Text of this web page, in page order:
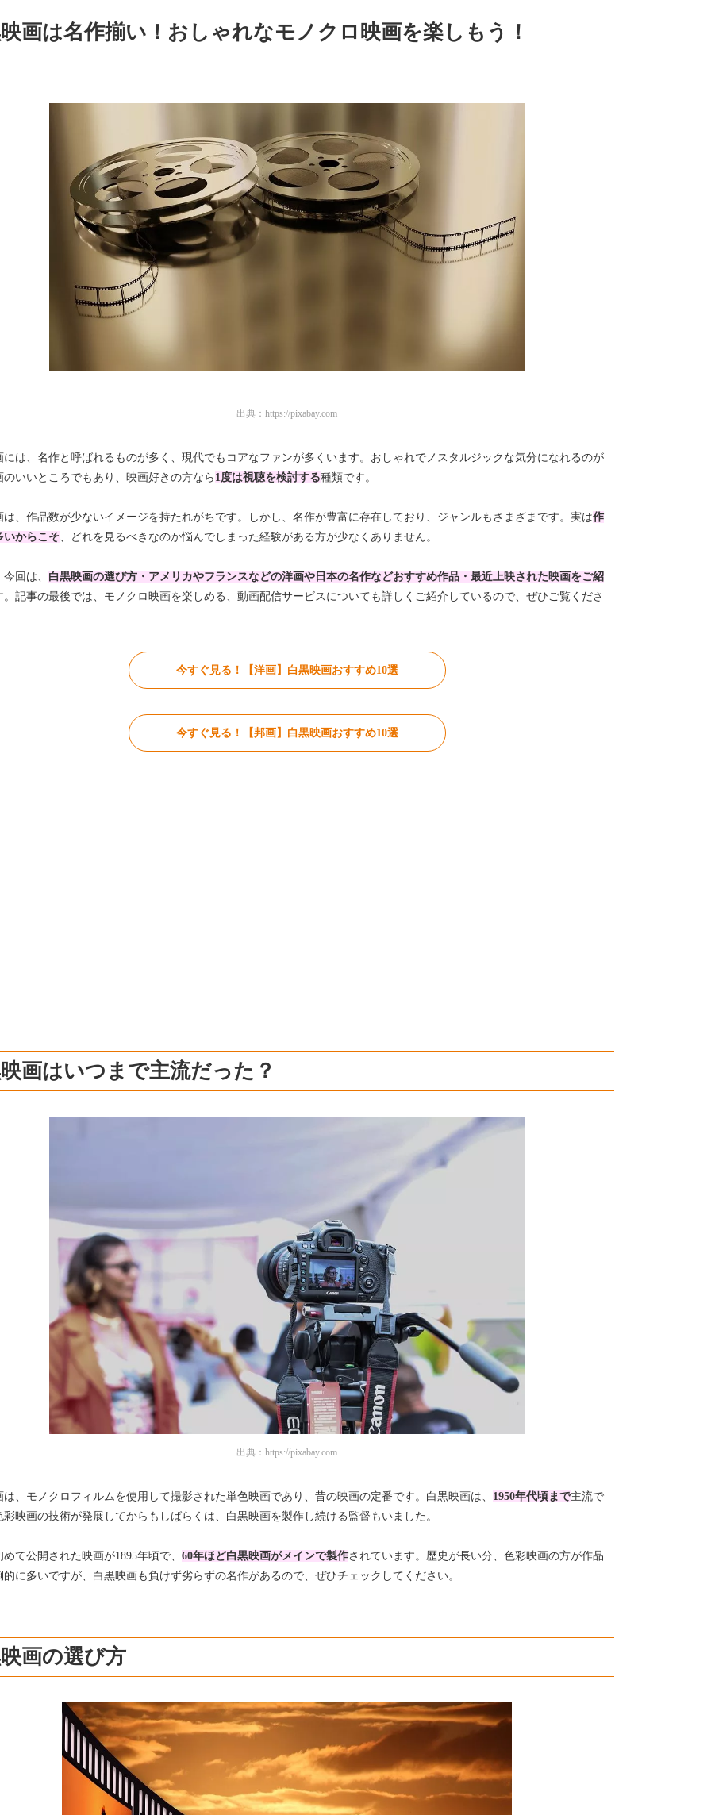
画は名作揃い！おしゃれなモノクロ映画を楽しもう！
出典： https://pixabay.com
には、名作と呼ばれるものが多く、現代でもコアなファンが多くいます。おしゃれでノスタルジックな気分になれるのが
のいいところでもあり、映画好きの方なら 1度は視聴を検討する種類です。
は、作品数が少ないイメージを持たれがちです。しかし、名作が豊富に存在しており、ジャンルもさまざまです。実は作
いからこそ、どれを見るべきなのか悩んでしまった経験がある方が少なくありません。
回は、 白黒映画の選び方・アメリカやフランスなどの洋画や日本の名作などおすすめ作品・最近上映された映画をご紹
。記事の最後では、モノクロ映画を楽しめる、動画配信サービスについても詳しくご紹介しているので、ぜひご覧くださ
今すぐ見る！【洋画】白黒映画おすすめ10選
今すぐ見る！【邦画】白黒映画おすすめ10選
画はいつまで主流だった？
出典： https://pixabay.com
は、モノクロフィルムを使用して撮影された単色映画であり、昔の映画の定番です。白黒映画は、 1950年代頃まで主流で
彩映画の技術が発展してからもしばらくは、白黒映画を製作し続ける監督もいました。
て公開された映画が1895年頃で、 60年ほど白黒映画がメインで製作されています。歴史が長い分、色彩映画の方が作品
的に多いですが、白黒映画も負けず劣らずの名作があるので、ぜひチェックしてください。
画の選び方